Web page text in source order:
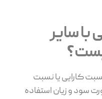
سایر
کارایی یا نسبت
سود و زیان استفاده